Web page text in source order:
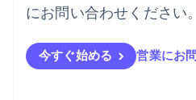
にお問い合わせください。
今すぐ始める 営業にお
フィンランド
ブラジル
PortuguêsEnglish
フランス